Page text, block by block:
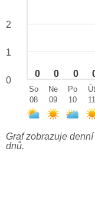
0 0 0
2
1
0
So
08
Ne
09
Po
10
Út
11
Graf zobrazuje
dnů.